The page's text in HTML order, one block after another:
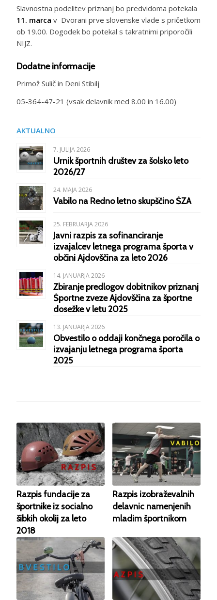
Slavnostna podelitev priznanj bo predvidoma potekala
11. marca v Dvorani prve slovenske vlade s pričetkom
ob 19.00. Dogodek bo potekal s takratnimi priporočili
NIJZ.
Dodatne informacije
Primož Sulič in Deni Stibilj
05-364-47-21 (vsak delavnik med 8.00 in 16.00)
AKTUALNO
7. JULIJA 2026
Urnik športnih društev za šolsko leto
2026/27
24. MAJA 2026
Vabilo na Redno letno skupščino ŠZA
25. FEBRUARJA 2026
Javni razpis za sofinanciranje
izvajalcev letnega programa športa v
občini Ajdovščina za leto 2026
14. JANUARJA 2026
Zbiranje predlogov dobitnikov priznanj
Športne zveze Ajdovščina za športne
dosežke v letu 2025
13. JANUARJA 2026
Obvestilo o oddaji končnega poročila o
izvajanju letnega programa športa
2025
Razpis fundacije za
športnike iz socialno
šibkih okolij za leto
2018
Razpis izobraževalnih
delavnic namenjenih
mladim športnikom